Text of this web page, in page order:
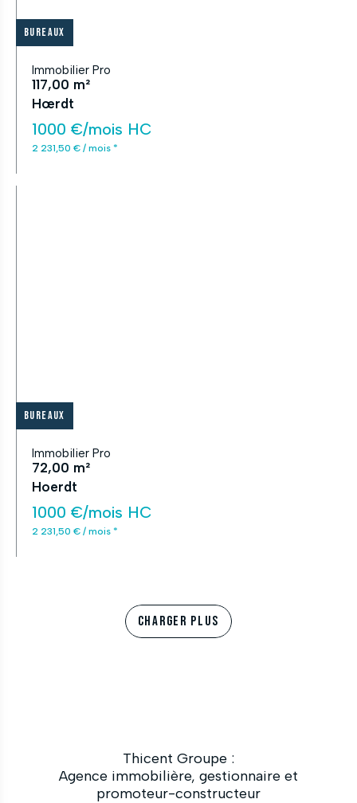
Bureaux
Immobilier Pro
117,00 m²
Hœrdt
1000 €/mois HC
2 231,50 € / mois *
Bureaux
Immobilier Pro
72,00 m²
Hoerdt
1000 €/mois HC
2 231,50 € / mois *
CHARGER PLUS
Thicent Groupe :
Agence immobilière, gestionnaire et
promoteur-constructeur